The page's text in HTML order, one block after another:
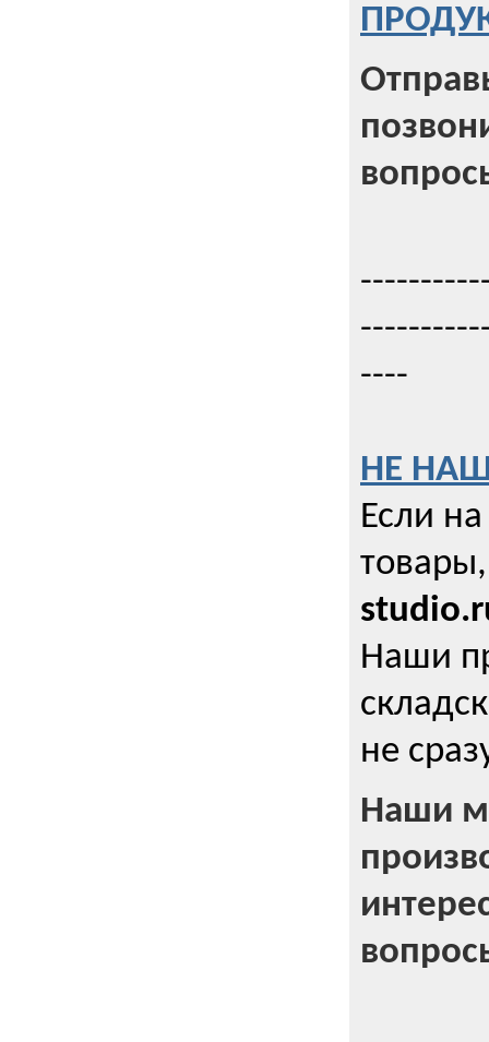
----
НЕ
Если
Наши
не
Наши